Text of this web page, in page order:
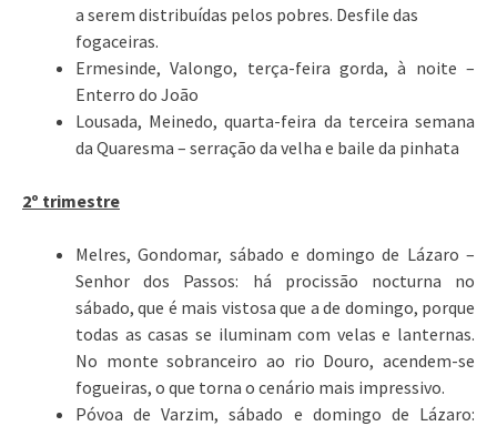
a serem distribuídas pelos pobres. Desfile das
fogaceiras.
Ermesinde, Valongo, terça-feira gorda, à noite –
Enterro do João
Lousada, Meinedo, quarta-feira da terceira semana
da Quaresma – serração da velha e baile da pinhata
2º trimestre
Melres, Gondomar, sábado e domingo de Lázaro –
Senhor dos Passos: há procissão nocturna no
sábado, que é mais vistosa que a de domingo, porque
todas as casas se iluminam com velas e lanternas.
No monte sobranceiro ao rio Douro, acendem-se
fogueiras, o que torna o cenário mais impressivo.
Póvoa de Varzim, sábado e domingo de Lázaro: